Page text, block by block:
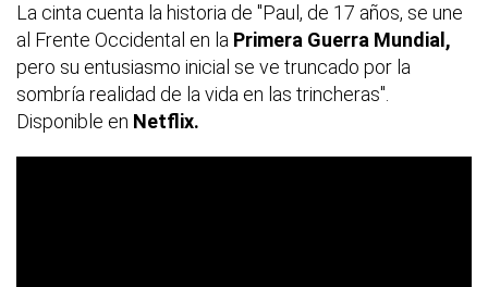
La cinta cuenta la historia de "Paul, de 17 años, se une
al Frente Occidental en la Primera Guerra Mundial,
pero su entusiasmo inicial se ve truncado por la
sombría realidad de la vida en las trincheras".
Disponible en Netflix.